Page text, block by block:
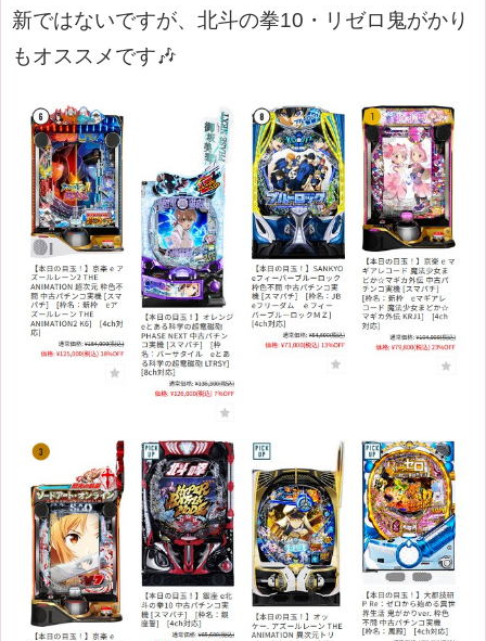
新ではないですが、北斗の拳10・リゼロ鬼がかり
もオススメです🎶